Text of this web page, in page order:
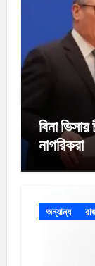
বিনা
নাগরিকরা
অন্যান্য